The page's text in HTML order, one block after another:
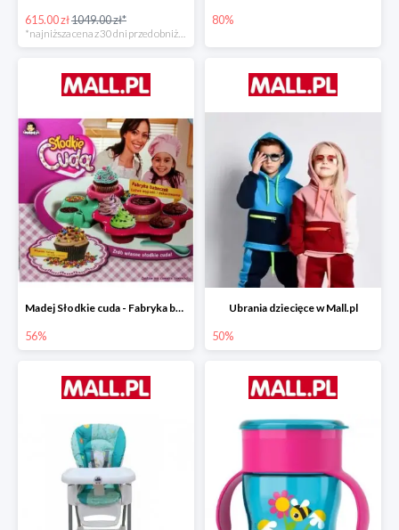
615.00 zł1049.00 zł*
*najniższa cena z 30 dni przed obniżką
80%
Madej Słodkie cuda - Fabryka babeczek
56%
Ubrania dziecięce w Mall.pl
50%